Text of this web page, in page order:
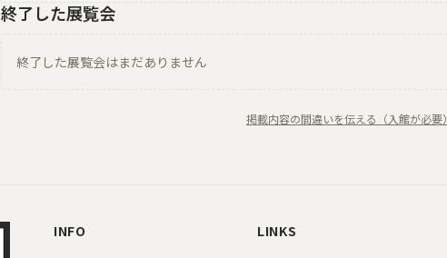
終了した展覧会
終了した展覧会はまだありません
掲載内容の間違いを伝える（入館が必要）
INFO LINKS